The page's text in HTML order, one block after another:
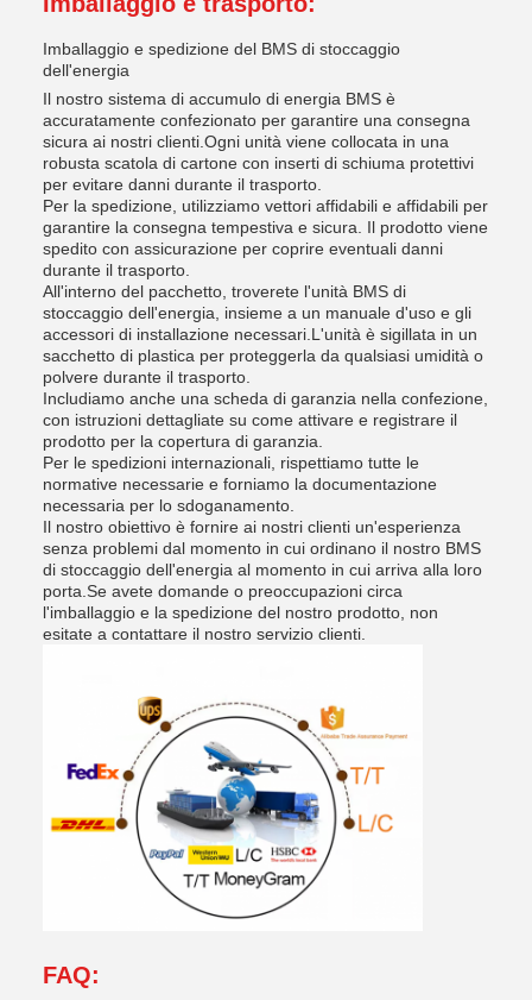
Imballaggio e spedizione del BMS di stoccaggio
dell'energia
Il nostro sistema di accumulo di energia BMS è
accuratamente confezionato per garantire una consegna
sicura ai nostri clienti.Ogni unità viene collocata in una
robusta scatola di cartone con inserti di schiuma protettivi
per evitare danni durante il trasporto.
Per la spedizione, utilizziamo vettori affidabili e affidabili per
garantire la consegna tempestiva e sicura. Il prodotto viene
spedito con assicurazione per coprire eventuali danni
durante il trasporto.
All'interno del pacchetto, troverete l'unità BMS di
stoccaggio dell'energia, insieme a un manuale d'uso e gli
accessori di installazione necessari.L'unità è sigillata in un
sacchetto di plastica per proteggerla da qualsiasi umidità o
polvere durante il trasporto.
Includiamo anche una scheda di garanzia nella confezione,
con istruzioni dettagliate su come attivare e registrare il
prodotto per la copertura di garanzia.
Per le spedizioni internazionali, rispettiamo tutte le
normative necessarie e forniamo la documentazione
necessaria per lo sdoganamento.
Il nostro obiettivo è fornire ai nostri clienti un'esperienza
senza problemi dal momento in cui ordinano il nostro BMS
di stoccaggio dell'energia al momento in cui arriva alla loro
porta.Se avete domande o preoccupazioni circa
l'imballaggio e la spedizione del nostro prodotto, non
esitate a contattare il nostro servizio clienti.
FAQ: